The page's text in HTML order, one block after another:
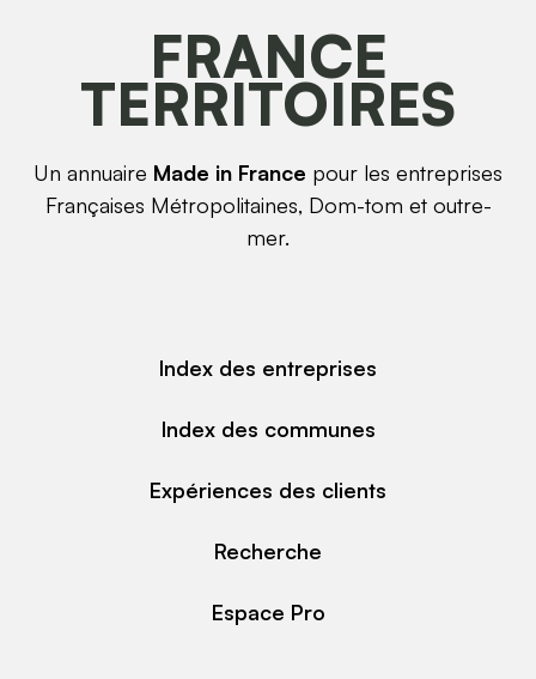
FRANCE
TERRITOIRES
Un annuaire Made in France pour les entreprises
Françaises Métropolitaines, Dom-tom et outre-
mer.
Index des entreprises
Index des communes
Expériences des clients
Recherche
Espace Pro